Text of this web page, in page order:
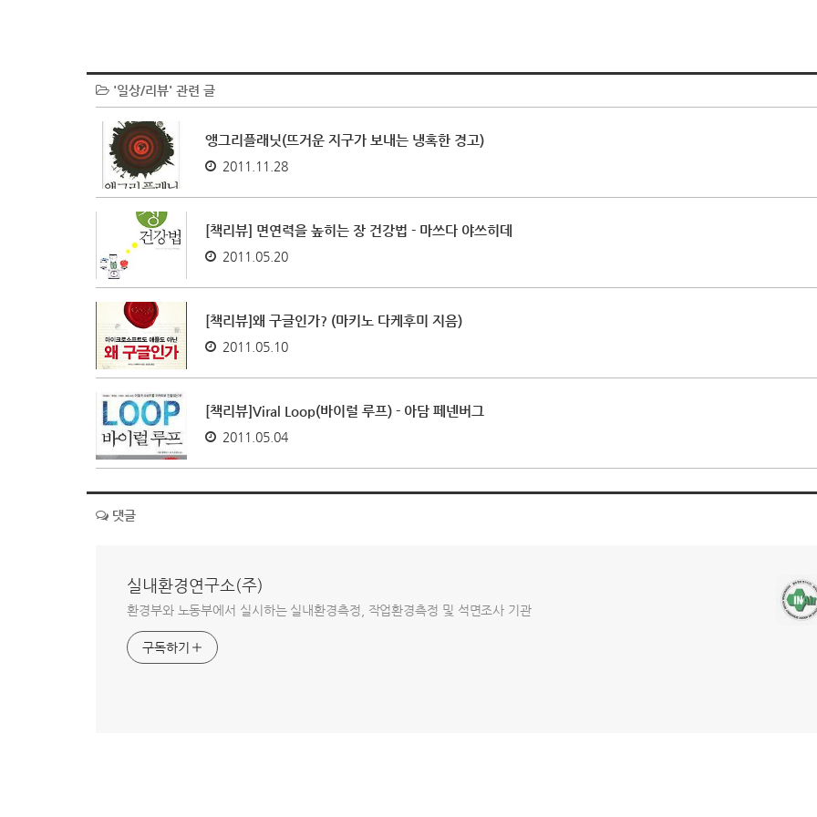
'일상/리뷰' 관련 글
앵그리플래닛(뜨거운 지구가 보내는 냉혹한 경고)
2011.11.28
[책리뷰] 면연력을 높히는 장 건강법 - 마쓰다 야쓰히데
2011.05.20
[책리뷰]왜 구글인가? (마키노 다케후미 지음)
2011.05.10
[책리뷰]Viral Loop(바이럴 루프) - 아담 페넨버그
2011.05.04
댓글
실내환경연구소(주)
환경부와 노동부에서 실시하는 실내환경측정, 작업환경측정 및 석면조사 기관
구독하기